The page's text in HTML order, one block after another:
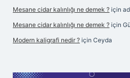
Mesane cidar kalınlığı ne demek ? için
Mesane cidar kalınlığı ne demek ? için
Modern kaligrafi nedir ? için Ceyda